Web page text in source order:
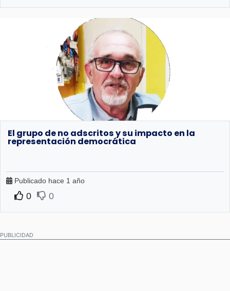
El grupo de no adscritos y su impacto en la
representación democrática
Publicado hace 1 año
0 0
PUBLICIDAD